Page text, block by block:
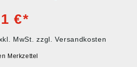
€*
MwSt. zzgl. Versandkosten
Merkzettel